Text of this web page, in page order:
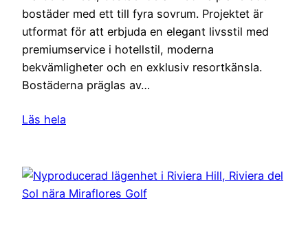
bostäder med ett till fyra sovrum. Projektet är
utformat för att erbjuda en elegant livsstil med
premiumservice i hotellstil, moderna
bekvämligheter och en exklusiv resortkänsla.
Bostäderna präglas av…
Läs hela